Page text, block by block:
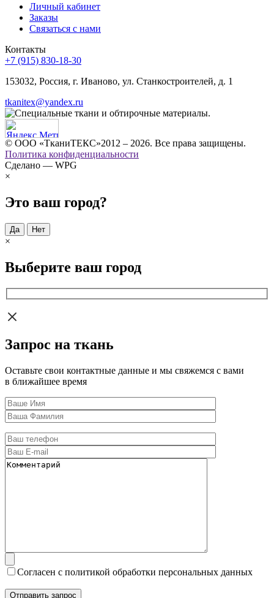
Личный кабинет
Заказы
Связаться с нами
Контакты
+7 (915) 830-18-30
153032, Россия, г. Иваново, ул. Станкостроителей, д. 1
tkanitex@yandex.ru
© ООО «ТканиТЕКС»2012 – 2026. Все права защищены.
Политика конфиденциальности
Сделано — WPG
×
Это ваш город?
Да Нет
×
Выберите ваш город
Запрос на ткань
Оставьте свои контактные данные и мы свяжемся с вами
в ближайшее время
Согласен с политикой обработки персональных данных